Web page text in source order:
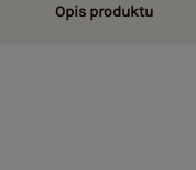
Opis produktu